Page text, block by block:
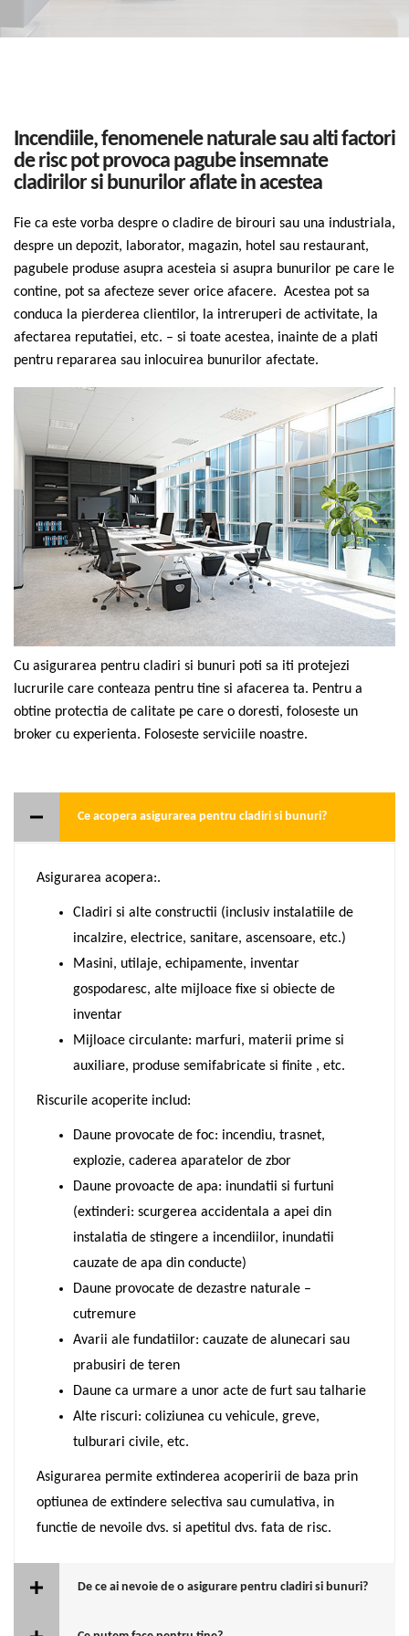
Incendiile, fenomenele naturale sau alti factori
de risc pot provoca pagube insemnate
cladirilor si bunurilor aflate in acestea
Fie ca este vorba despre o cladire de birouri sau una industriala,
despre un depozit, laborator, magazin, hotel sau restaurant,
pagubele produse asupra acesteia si asupra bunurilor pe care le
contine, pot sa afecteze sever orice afacere. Acestea pot sa
conduca la pierderea clientilor, la intreruperi de activitate, la
afectarea reputatiei, etc. – si toate acestea, inainte de a plati
pentru repararea sau inlocuirea bunurilor afectate.
Cu asigurarea pentru cladiri si bunuri poti sa iti protejezi
lucrurile care conteaza pentru tine si afacerea ta. Pentru a
obtine protectia de calitate pe care o doresti, foloseste un
broker cu experienta. Foloseste serviciile noastre.
Ce acopera asigurarea pentru cladiri si bunuri?
Asigurarea acopera:.
Cladiri si alte constructii (inclusiv instalatiile de
incalzire, electrice, sanitare, ascensoare, etc.)
Masini, utilaje, echipamente, inventar
gospodaresc, alte mijloace fixe si obiecte de
inventar
Mijloace circulante: marfuri, materii prime si
auxiliare, produse semifabricate si finite , etc.
Riscurile acoperite includ:
Daune provocate de foc: incendiu, trasnet,
explozie, caderea aparatelor de zbor
Daune provoacte de apa: inundatii si furtuni
(extinderi: scurgerea accidentala a apei din
instalatia de stingere a incendiilor, inundatii
cauzate de apa din conducte)
Daune provocate de dezastre naturale –
cutremure
Avarii ale fundatiilor: cauzate de alunecari sau
prabusiri de teren
Daune ca urmare a unor acte de furt sau talharie
Alte riscuri: coliziunea cu vehicule, greve,
tulburari civile, etc.
Asigurarea permite extinderea acoperirii de baza prin
optiunea de extindere selectiva sau cumulativa, in
functie de nevoile dvs. si apetitul dvs. fata de risc.
De ce ai nevoie de o asigurare pentru cladiri si bunuri?